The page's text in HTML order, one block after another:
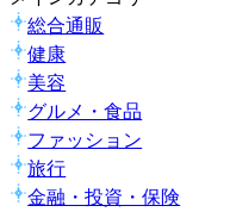
総合通販
健康
美容
グルメ・食品
ファッション
旅行
金融・投資・保険